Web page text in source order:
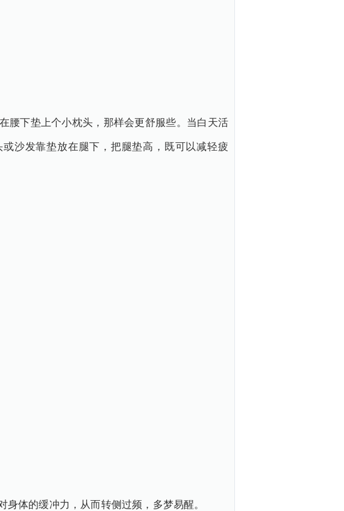
腰下垫上个小枕头，那样会更舒服些。当白天活
沙发靠垫放在腿下，把腿垫高，既可以减轻疲
体的缓冲力，从而转侧过频，多梦易醒。